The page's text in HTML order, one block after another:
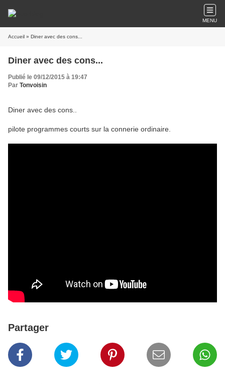
MENU
Accueil » Diner avec des cons...
Diner avec des cons...
Publié le 09/12/2015 à 19:47
Par Tonvoisin
Diner avec des cons..
pilote programmes courts sur la connerie ordinaire.
Partager